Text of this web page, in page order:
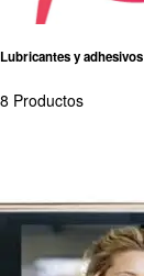
Lubricantes y adhesivos
8 Productos